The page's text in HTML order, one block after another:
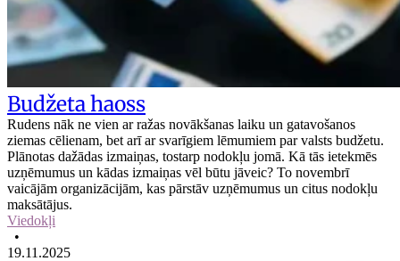
Budžeta haoss
Rudens nāk ne vien ar ražas novākšanas laiku un gatavošanos
ziemas cēlienam, bet arī ar svarīgiem lēmumiem par valsts budžetu.
Plānotas dažādas izmaiņas, tostarp nodokļu jomā. Kā tās ietekmēs
uzņēmumus un kādas izmaiņas vēl būtu jāveic? To novembrī
vaicājām organizācijām, kas pārstāv uzņēmumus un citus nodokļu
maksātājus.
Viedokļi
•
19.11.2025